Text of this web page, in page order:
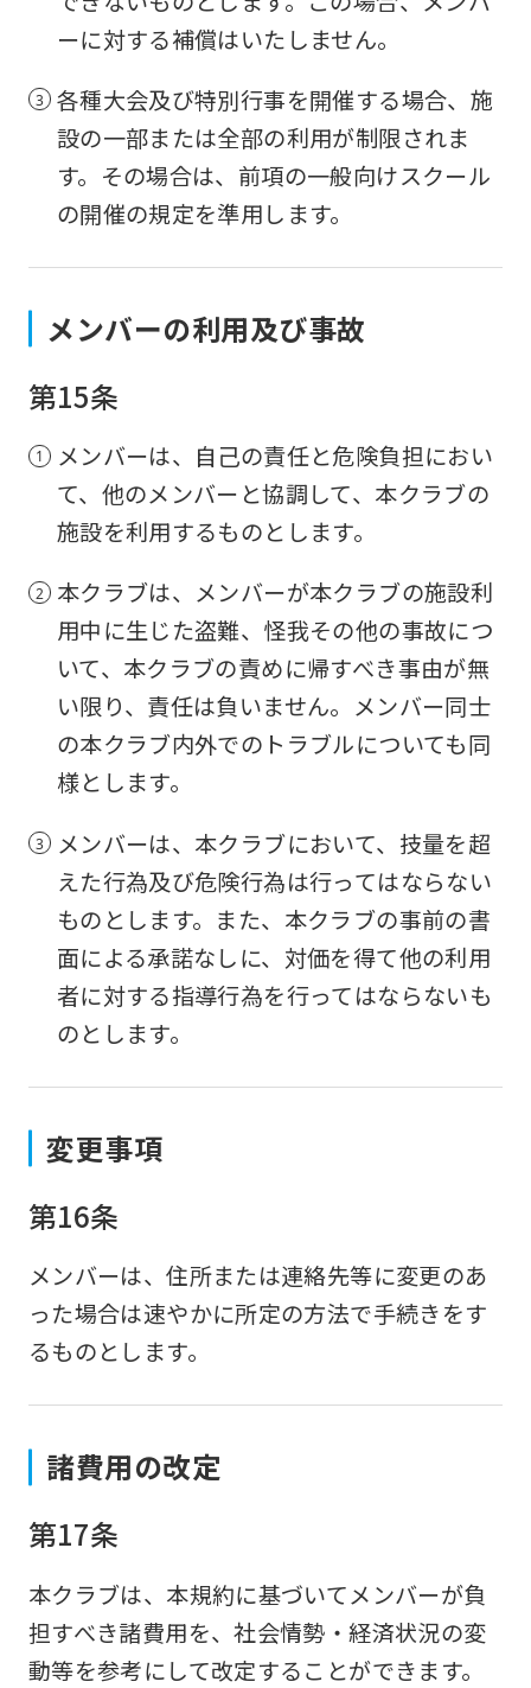
ーに対する補償はいたしません。
各種大会及び特別行事を開催する場合、施
設の一部または全部の利用が制限されま
す。その場合は、前項の一般向けスクール
の開催の規定を準用します。
メンバーの利用及び事故
第15条
メンバーは、自己の責任と危険負担におい
て、他のメンバーと協調して、本クラブの
施設を利用するものとします。
本クラブは、メンバーが本クラブの施設利
用中に生じた盗難、怪我その他の事故につ
いて、本クラブの責めに帰すべき事由が無
い限り、責任は負いません。メンバー同士
の本クラブ内外でのトラブルについても同
様とします。
メンバーは、本クラブにおいて、技量を超
えた行為及び危険行為は行ってはならない
ものとします。また、本クラブの事前の書
面による承諾なしに、対価を得て他の利用
者に対する指導行為を行ってはならないも
のとします。
変更事項
第16条
メンバーは、住所または連絡先等に変更のあ
った場合は速やかに所定の方法で手続きをす
るものとします。
諸費用の改定
第17条
本クラブは、本規約に基づいてメンバーが負
担すべき諸費用を、社会情勢・経済状況の変
動等を参考にして改定することができます。